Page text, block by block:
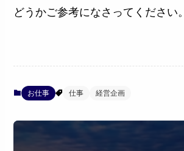
どうかご参考になさってください。
お仕事 仕事 経営企画